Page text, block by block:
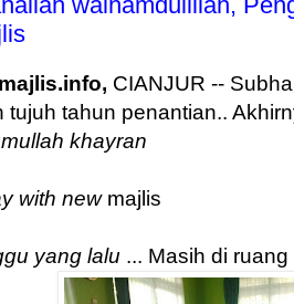
CIANJUR --
tujuh tahun penantian..
khayran
with new majlis
yang lalu ... Masih di ruang